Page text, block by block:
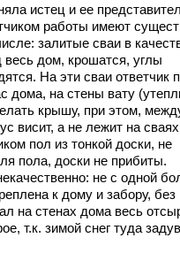
истец и ее
работы имеют
залитые сваи в
дом, крошатся, углы
На эти сваи ответчик
дома, на стены вату
крышу, при этом,
висит, а не лежит на
пол из тонкой доски, не
пола, доски не прибиты.
не с одной
к дому и забору, без
на стенах дома весь
т.к. зимой снег туда